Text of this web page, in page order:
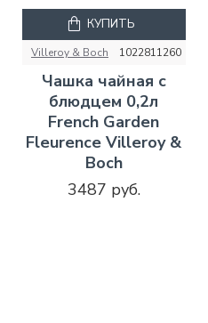
Villeroy & Boch 1022811260
Чашка чайная с
блюдцем 0,2л
French Garden
Fleurence Villeroy &
Boch
3487 руб.
КУПИТЬ